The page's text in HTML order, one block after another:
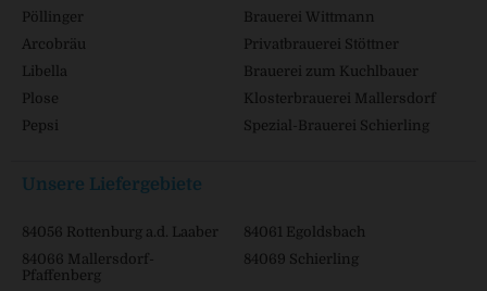
Pöllinger
Brauerei Wittmann
Arcobräu
Privatbrauerei Stöttner
Libella
Brauerei zum Kuchlbauer
Plose
Klosterbrauerei Mallersdorf
Pepsi
Spezial-Brauerei Schierling
Unsere Liefergebiete
84056 Rottenburg a.d. Laaber
84061 Egoldsbach
84066 Mallersdorf-
Pfaffenberg
84069 Schierling